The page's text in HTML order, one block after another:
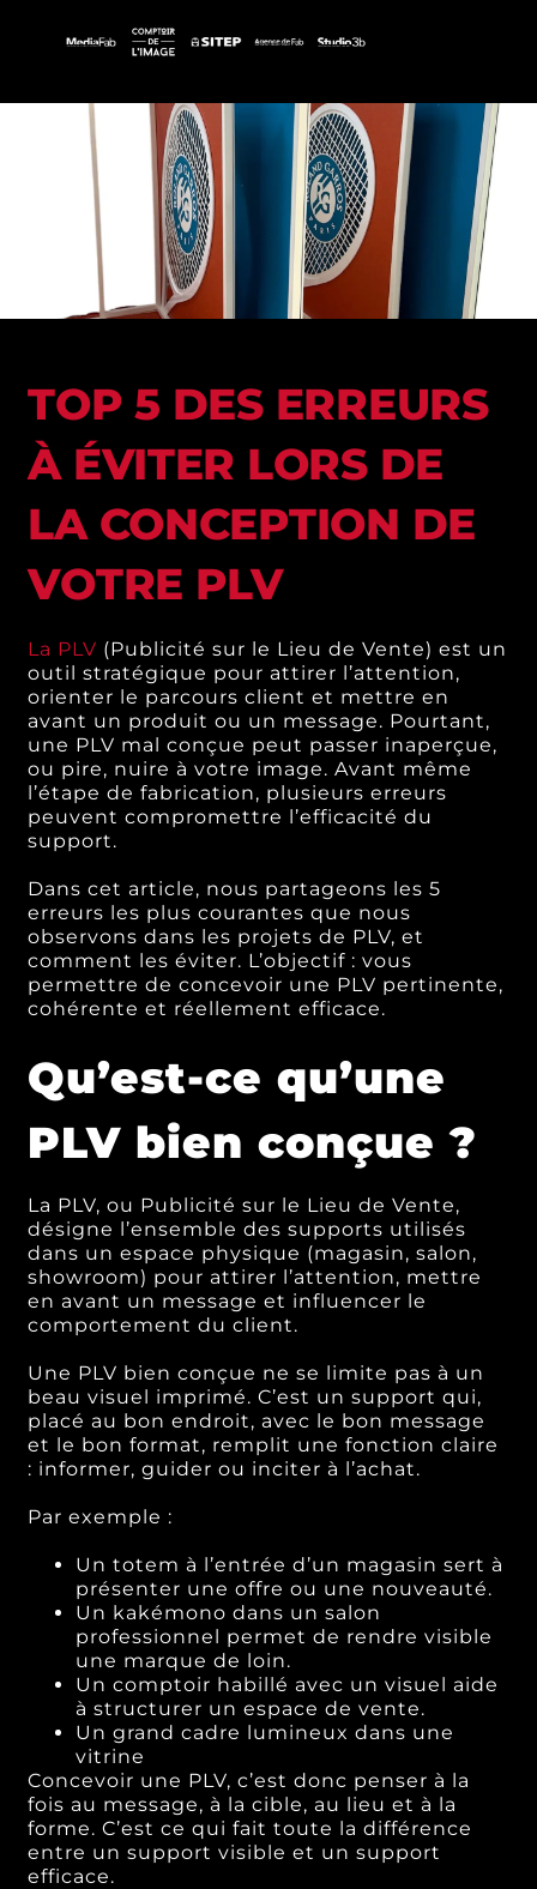
​​TOP 5 DES ERREURS
À ÉVITER LORS DE
LA CONCEPTION DE
VOTRE PLV
La PLV (Publicité sur le Lieu de Vente) est un
outil stratégique pour attirer l’attention,
orienter le parcours client et mettre en
avant un produit ou un message. Pourtant,
une PLV mal conçue peut passer inaperçue,
ou pire, nuire à votre image. Avant même
l’étape de fabrication, plusieurs erreurs
peuvent compromettre l’efficacité du
support.
Dans cet article, nous partageons les 5
erreurs les plus courantes que nous
observons dans les projets de PLV, et
comment les éviter. L’objectif : vous
permettre de concevoir une PLV pertinente,
cohérente et réellement efficace.
Qu’est-ce qu’une
PLV bien conçue ?
La PLV, ou Publicité sur le Lieu de Vente,
désigne l’ensemble des supports utilisés
dans un espace physique (magasin, salon,
showroom) pour attirer l’attention, mettre
en avant un message et influencer le
comportement du client.
Une PLV bien conçue ne se limite pas à un
beau visuel imprimé. C’est un support qui,
placé au bon endroit, avec le bon message
et le bon format, remplit une fonction claire
: informer, guider ou inciter à l’achat.
Par exemple :
Un totem à l’entrée d’un magasin sert à
présenter une offre ou une nouveauté.
Un kakémono dans un salon
professionnel permet de rendre visible
une marque de loin.
Un comptoir habillé avec un visuel aide
à structurer un espace de vente.
Un grand cadre lumineux dans une
vitrine
Concevoir une PLV, c’est donc penser à la
fois au message, à la cible, au lieu et à la
forme. C’est ce qui fait toute la différence
entre un support visible et un support
efficace.